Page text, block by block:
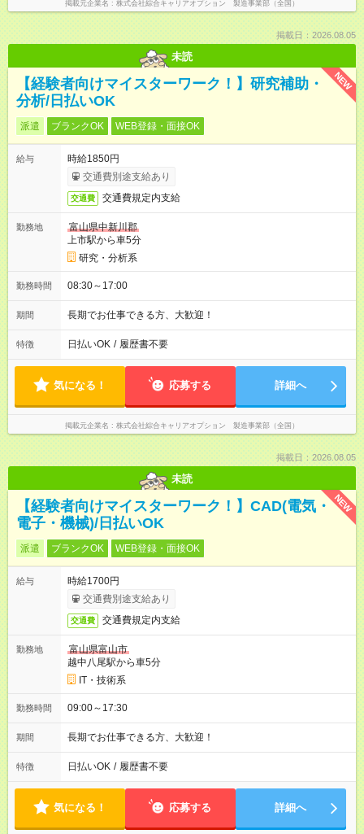
掲載元企業名 株式会社綜合キャリアオプション 製造事業部（全国）
掲載日：2026.08.05
未読
NEW
【経験者向けマイスターワーク！】研究補助・
分析/日払いOK
派遣 ブランクOK WEB登録・面接OK
給与
時給1850円
交通費別途支給あり
交通費 交通費規定内支給
勤務地
富山県中新川郡
上市駅から車5分
研究・分析系
勤務時間 08:30～17:00
期間 長期でお仕事できる方、大歓迎！
特徴 日払いOK / 履歴書不要
気になる！ 応募する 詳細へ
掲載元企業名 株式会社綜合キャリアオプション 製造事業部（全国）
掲載日：2026.08.05
未読
NEW
【経験者向けマイスターワーク！】CAD(電気・
電子・機械)/日払いOK
派遣 ブランクOK WEB登録・面接OK
給与
時給1700円
交通費別途支給あり
交通費 交通費規定内支給
勤務地
富山県富山市
越中八尾駅から車5分
IT・技術系
勤務時間 09:00～17:30
期間 長期でお仕事できる方、大歓迎！
特徴 日払いOK / 履歴書不要
気になる！ 応募する 詳細へ